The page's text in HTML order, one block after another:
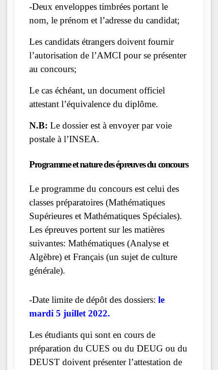
-Deux enveloppes timbrées portant le
nom, le prénom et l’adresse du candidat;
Les candidats étrangers doivent fournir
l’autorisation de l’AMCI pour se présenter
au concours;
Le cas échéant, un document officiel
attestant l’équivalence du diplôme.
N.B: Le dossier est à envoyer par voie
postale à l’INSEA.
Programme et nature des épreuves du concours
Le programme du concours est celui des
classes préparatoires (Mathématiques
Supérieures et Mathématiques Spéciales).
Les épreuves portent sur les matières
suivantes: Mathématiques (Analyse et
Algèbre) et Français (un sujet de culture
générale).
-Date limite de dépôt des dossiers: le
mardi 5 juillet 2022.
Les étudiants qui sont en cours de
préparation du CUES ou du DEUG ou du
DEUST doivent présenter l’attestation de